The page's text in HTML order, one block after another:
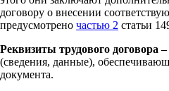
договору о внесении
предусмотрено частью 2 статьи
Реквизиты трудового договора –
(сведения, данные),
документа.